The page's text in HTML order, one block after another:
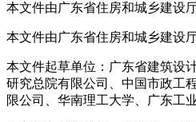
本文件由广东省住房和城乡建设
本文件由广东省住房和城乡建设厅
本文件起草单位：广东省建筑设
研究总院有限公司、中国市政工
限公司、华南理工大学、广东工